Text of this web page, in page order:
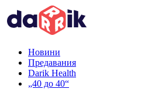
Новини
Предавания
Darik Health
„40 до 40“